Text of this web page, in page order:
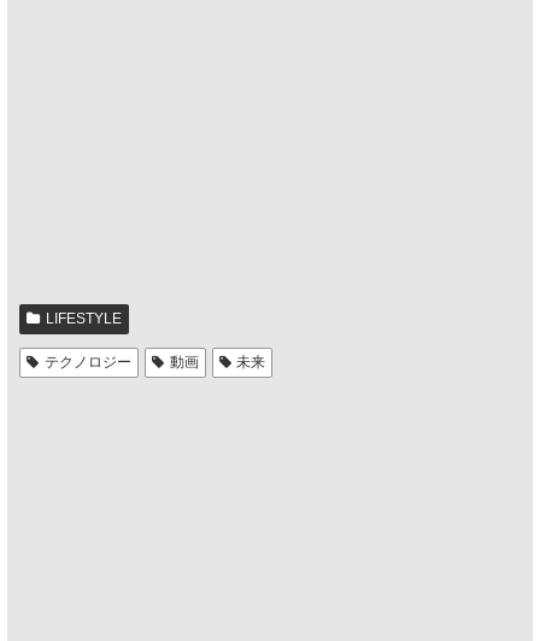
LIFESTYLE
テクノロジー 動画 未来